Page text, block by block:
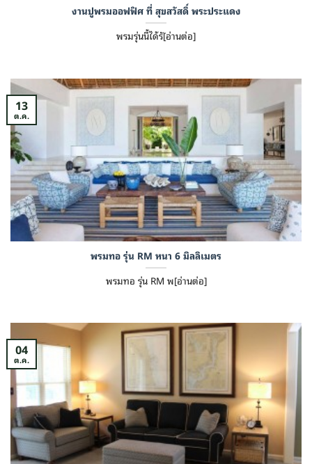
งานปูพรมออฟฟิศ ที่ สุขสวัสดิ์ พระประแดง
พรมรุ่นนี้ได้รั[อ่านต่อ]
พรมทอ รุ่น RM หนา 6 มิลลิเมตร
พรมทอ รุ่น RM พ[อ่านต่อ]
13
ต.ค.
04
ต.ค.